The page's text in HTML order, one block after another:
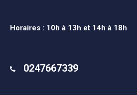
Horaires : 10h à 13h et 14h à 18h
0247667339